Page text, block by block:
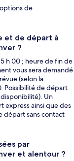
de
et de départ à
?
h 00 ; heure de fin de
vous sera demandé
(selon la
Possibilité de départ
Un
express ainsi que des
départ sans contact
par
et alentour ?